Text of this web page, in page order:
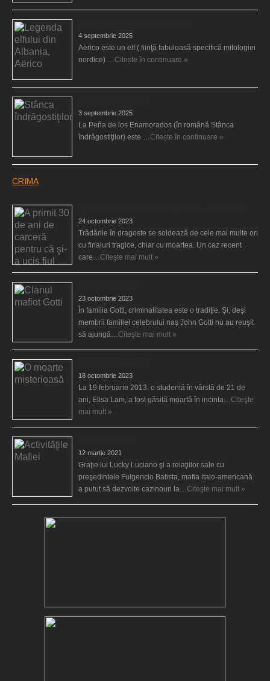
4 septembrie 2025
Aërico este un elf ( fiinţă fabuloasă specifică mitologiei
nordice) …Citește în continuare »
3 septembrie 2025
La Peña de los Enamorados (în română Stânca
îndrăgostiţilor) este …Citește în continuare »
CRIMA
24 octombrie 2023
Trădările în dragoste se soldează de cele mai multe ori
cu finaluri tragice, chiar cu moartea. Un caz recent
care…Citeşte mai mult »
23 octombrie 2023
În familia Gotti, criminalitatea este o tradiţie. Şi, deşi
membrii familiei celebrului naş John Gotti nu au reuşit
să ajungă…Citeşte mai mult »
18 octombrie 2023
La 19 februarie 2013, o studentă în vârstă de 21 de
ani, Elisa Lam, a fost găsită moartă în incinta…Citeşte
mai mult »
12 martie 2021
Graţie lui Lucky Luciano şi a relaţiilor sale cu
preşedintele Fulgencio Batista, mafia italo-americană
a putut să dezvolte cazinouri la…Citeşte mai mult »